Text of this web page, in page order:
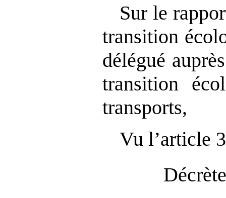
Sur le
transition
délégué
transition
transports,
Vu l’article